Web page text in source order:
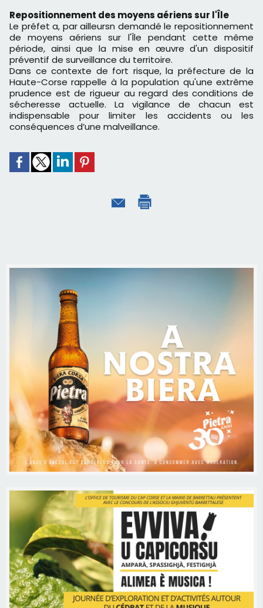
Repositionnement des moyens aériens sur l'Île
Le préfet a, par ailleursn demandé le repositionnement
de moyens aériens sur l'Île pendant cette même
période, ainsi que la mise en œuvre d'un dispositif
préventif de surveillance du territoire.
Dans ce contexte de fort risque, la préfecture de la
Haute-Corse rappelle à la population qu'une extrême
prudence est de rigueur au regard des conditions de
sécheresse actuelle. La vigilance de chacun est
indispensable pour limiter les accidents ou les
conséquences d’une malveillance.